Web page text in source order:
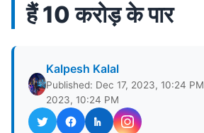
हैं 10 करोड़ के पार
Kalpesh Kalal
Published: Dec 17, 2023, 10:24 PM
2023, 10:24 PM